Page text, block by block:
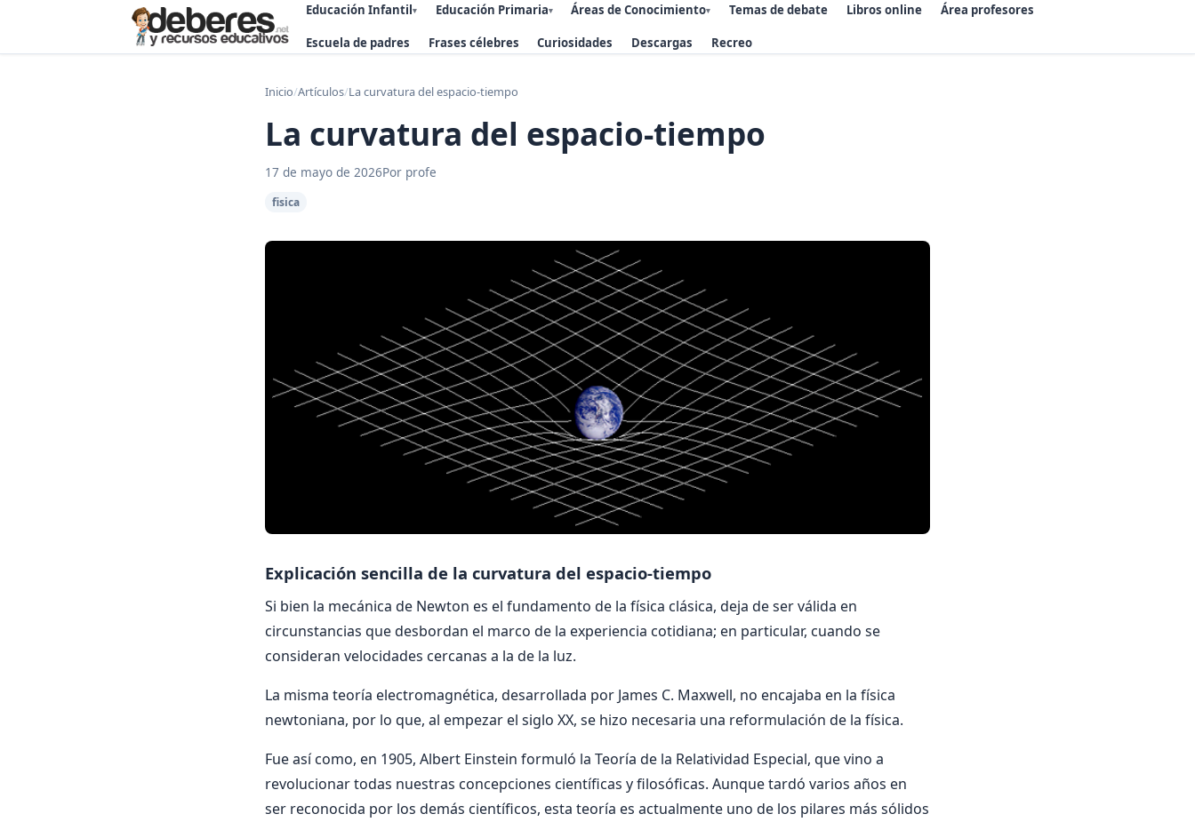
Educación Infantil▾ Educación Primaria▾ Áreas de Conocimiento▾ Temas de debate Libros online Área profesores
Escuela de padres Frases célebres Curiosidades Descargas Recreo
Inicio/Artículos/La curvatura del espacio-tiempo
La curvatura del espacio-tiempo
17 de mayo de 2026Por profe
fisica
Explicación sencilla de la curvatura del espacio-tiempo
Si bien la mecánica de Newton es el fundamento de la física clásica, deja de ser válida en
circunstancias que desbordan el marco de la experiencia cotidiana; en particular, cuando se
consideran velocidades cercanas a la de la luz.
La misma teoría electromagnética, desarrollada por James C. Maxwell, no encajaba en la física
newtoniana, por lo que, al empezar el siglo XX, se hizo necesaria una reformulación de la física.
Fue así como, en 1905, Albert Einstein formuló la Teoría de la Relatividad Especial, que vino a
revolucionar todas nuestras concepciones científicas y filosóficas. Aunque tardó varios años en
ser reconocida por los demás científicos, esta teoría es actualmente uno de los pilares más sólidos